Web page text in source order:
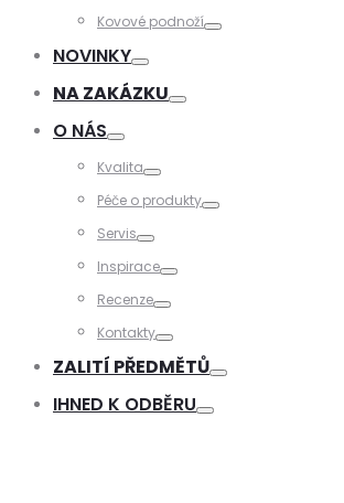
Kovové podnoží
NOVINKY
NA ZAKÁZKU
O NÁS
Kvalita
Péče o produkty
Servis
Inspirace
Recenze
Kontakty
Toggle
ZALITÍ PŘEDMĚTŮ
IHNED K ODBĚRU